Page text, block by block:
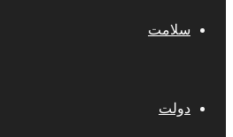
سلامت
دولت